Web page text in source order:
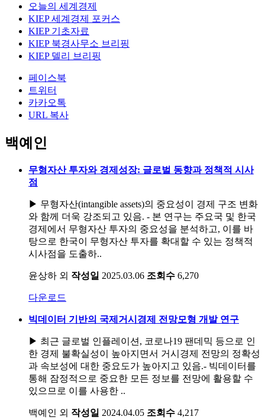
오늘의 세계경제
KIEP 세계경제 포커스
KIEP 기초자료
KIEP 북경사무소 브리핑
KIEP 델리 브리핑
페이스북
트위터
카카오톡
URL 복사
백예인
무형자산 투자와 경제성장: 글로벌 동향과 정책적 시사
점
▶ 무형자산(intangible assets)의 중요성이 경제 구조 변화
와 함께 더욱 강조되고 있음. - 본 연구는 주요국 및 한국
경제에서 무형자산 투자의 중요성을 분석하고, 이를 바
탕으로 한국이 무형자산 투자를 확대할 수 있는 정책적
시사점을 도출하..
윤상하 외 작성일 2025.03.06 조회수 6,270
다운로드
빅데이터 기반의 국제거시경제 전망모형 개발 연구
▶ 최근 글로벌 인플레이션, 코로나19 팬데믹 등으로 인
한 경제 불확실성이 높아지면서 거시경제 전망의 정확성
과 속보성에 대한 중요도가 높아지고 있음.- 빅데이터를
통해 잠정적으로 중요한 모든 정보를 전망에 활용할 수
있으므로 이를 사용한 ..
백예인 외 작성일 2024.04.05 조회수 4,217